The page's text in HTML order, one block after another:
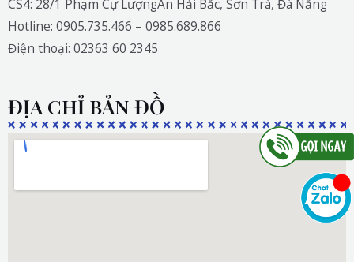
CS4: 28/1 Phạm Cự LượngAn Hải Bắc, Sơn Trà, Đà Nẵng
Hotline: 0905.735.466 – 0985.689.866
Điện thoại: 02363 60 2345
ĐỊA CHỈ BẢN ĐỒ